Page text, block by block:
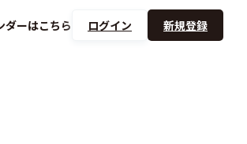
ダーはこちら ログイン 新規登録